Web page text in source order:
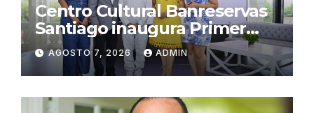
Centro Cultural Banreservas
Santiago inaugura Primer
Congreso de Artesanos de
Santiago
AGOSTO 7, 2026 ADMIN